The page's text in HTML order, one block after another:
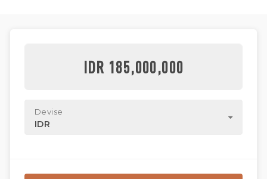
IDR 185,000,000
Devise
IDR